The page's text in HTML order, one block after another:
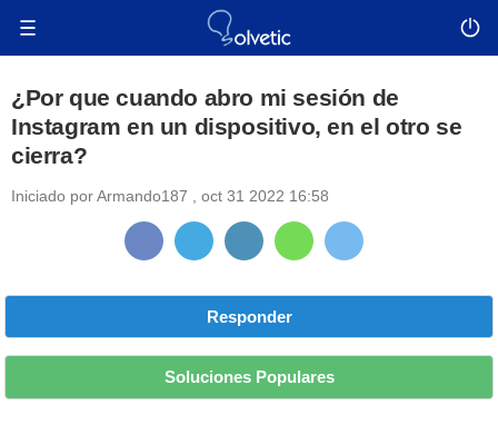
¿Por que cuando abro mi sesión de
Instagram en un dispositivo, en el otro se
cierra?
Iniciado porArmando187 oct 31 2022 16:58
Responder
Soluciones Populares